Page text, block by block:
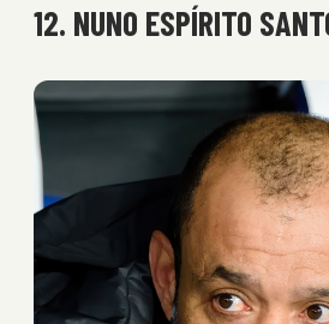
12. NUNO ESPÍRITO